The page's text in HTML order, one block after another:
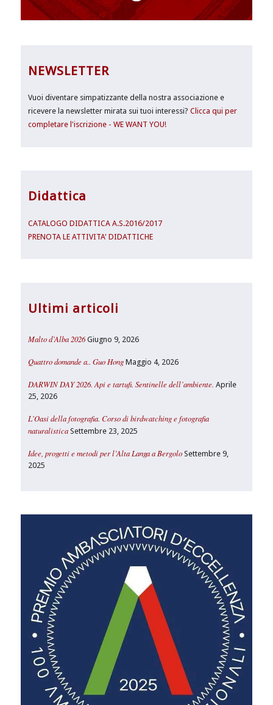
NEWSLETTER
Vuoi diventare simpatizzante della nostra associazione e
ricevere la newsletter mirata sui tuoi interessi?Clicca qui per
completare l'iscrizione - WE WANT YOU!
Didattica
CATALOGO DIDATTICA A.S.2016/2017
PRENOTA LE ATTIVITA' DIDATTICHE
Ultimi articoli
Malto d’Alba 2026 Giugno 9, 2026
Quattro domande a.. Guo Hong Maggio 4, 2026
DARWIN DAY 2026. Api e tartufi. Sentinelle dell’ambiente. Aprile
25, 2026
L’Oasi della fotografia. Corso di birdwatching e fotografia
naturalistica Settembre 23, 2025
Idee, progetti e metodi per l’Alta Langa a Bergolo Settembre 9,
2025